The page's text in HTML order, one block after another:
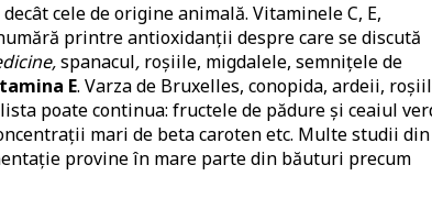
cele de origine animală. Vitaminele C, E,
printre antioxidanții despre care se discută
spanacul, roșiile, migdalele, semnițele de
E. Varza de Bruxelles, conopida, ardeii,
poate continua: fructele de pădure și ceaiul
mari de beta caroten etc. Multe studii din
provine în mare parte din băuturi precum